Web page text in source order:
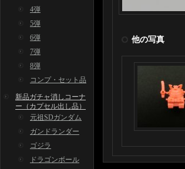
4弾
5弾
6弾
7弾
8弾
コンプ・セット品
新品ガチャ消しコーナ
ー（カプセル出し品）
元祖SDガンダム
ガンドランダー
ゴジラ
ドラゴンボール
他の写真